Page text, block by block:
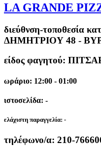
LA GRANDE
διεύθνση-τοποθεσία
ΔΗΜΗΤΡΙΟΥ 48 -
είδος φαγητού:
ωράριο: 12:00 - 01:00
ιστοσελίδα: -
ελάχιστη παραγγελία: -
τηλέφωνο/α: 210-